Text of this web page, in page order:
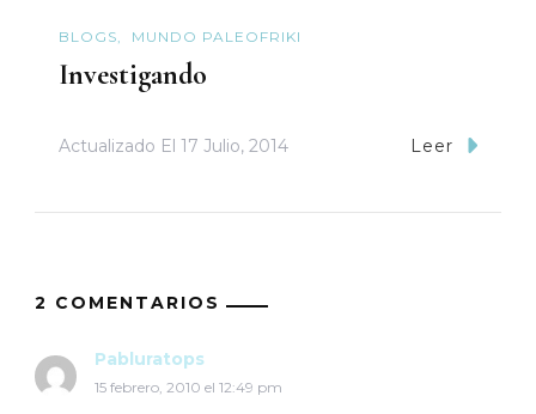
BLOGS MUNDO PALEOFRIKI
Investigando
Actualizado El 17 Julio, 2014 Leer
2 COMENTARIOS
Pabluratops
15 febrero, 2010 el 12:49 pm